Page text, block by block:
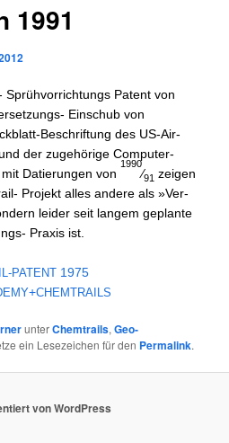
1991
Sprüh­vor­rich­tungs Patent von
Ein­schub von
Beschrif­tung des US-Air­
der zuge­hö­ri­ge Com­pu­ter-
Datie­run­gen von
1990
⁄91 zei­gen
Pro­jekt alles ande­re als »Ver­
lei­der seit lan­gem geplan­te
Pra­xis ist.
PATENT1975
+CHEMTRAILS
unterChemtrails,Geo-
ein Lesezeichen für den Permalink.
von WordPress